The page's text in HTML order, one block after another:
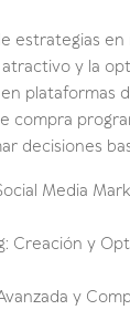
estrategias en
y la
plataformas
compra
decisiones
Media
Creación y
y